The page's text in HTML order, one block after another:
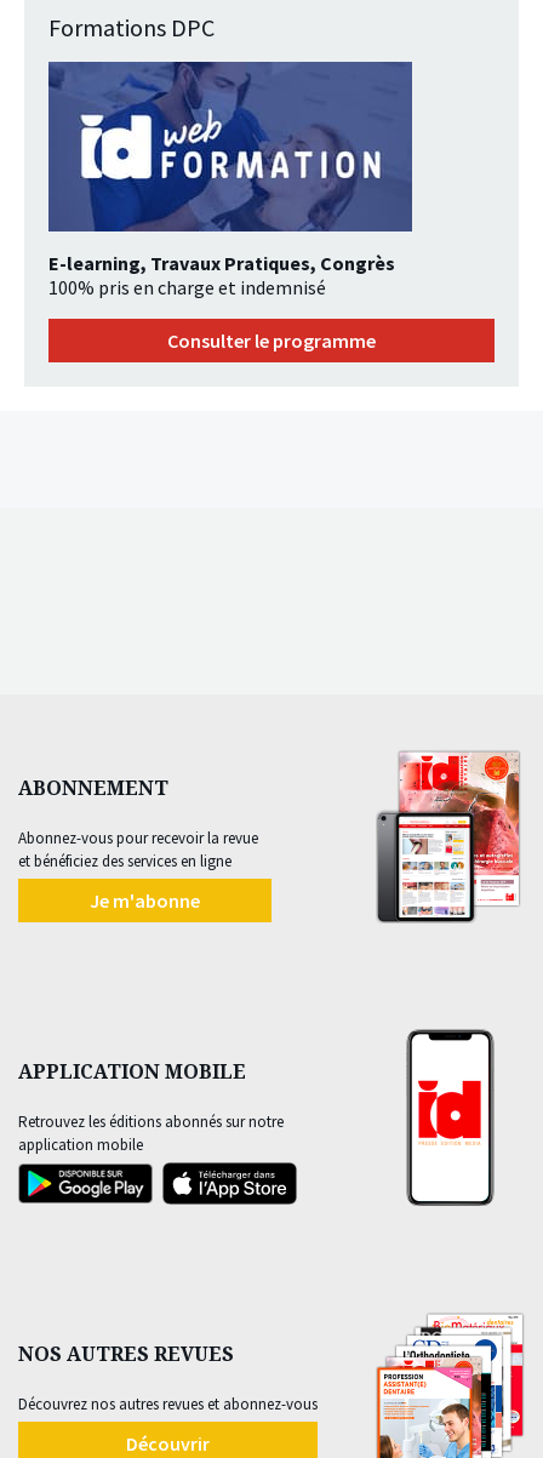
Formations DPC
E-learning, Travaux Pratiques, Congrès
100% pris en charge et indemnisé
Consulter le programme
ABONNEMENT
Abonnez-vous pour recevoir la revue
et bénéficiez des services en ligne
Je m'abonne
APPLICATION MOBILE
Retrouvez les éditions abonnés sur notre
application mobile
NOS AUTRES REVUES
Découvrez nos autres revues et abonnez-vous
Découvrir